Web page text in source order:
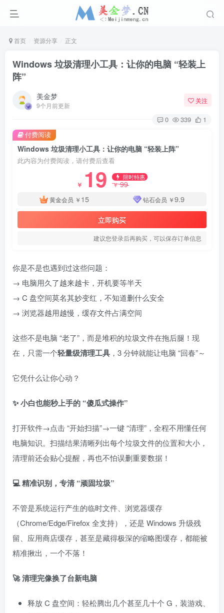
首页 资源分享 正文
Windows 垃圾清理小工具：让你的电脑 “轻装上
阵”
美金梦
9个月前更新
关注
0 339 1
Windows 垃圾清理小工具：让你的电脑 “轻装上阵”
此内容为付费阅读，请付费后查看
￥ 19 限时特惠
￥99
黄金会员 ￥ 15 钻石会员 ￥9.9
立即购买
建议您登录后再购买，可以保存订单信息
付费阅读
你是不是也遇到过这些问题：
→ 电脑用久了越来越卡，开机要等半天
→ C 盘空间莫名其妙变红，不知道删什么安全
→ 浏览器越用越慢，缓存文件占满空间
这些不是电脑 “老了”，而是堆积的垃圾文件在拖后腿！现
在，只需一个轻量级清理工具 ，3 分钟就能让电脑 “回春”～​
它凭什么让你心动？​
✨ 小白也能秒上手的 “傻瓜式操作”
打开软件→点击 “开始扫描”→一键 “清理”，全程不用懂任何
电脑知识。扫描结果清晰列出每个垃圾文件的位置和大小，
清理前还会贴心提醒，再也不怕误删重要数据！​
💻 精准识别，专清 “顽固垃圾”
不管是系统运行产生的临时文件、浏览器缓存
（Chrome/Edge/Firefox 全支持），还是 Windows 升级残
留、应用商店缓存，甚至是藏得极深的缩略图缓存，都能被
精准揪出，一个不落！​
🚀 清理完像换了台新电脑
释放 C 盘空间：轻松腾出几个甚至几十个 G，装游戏、